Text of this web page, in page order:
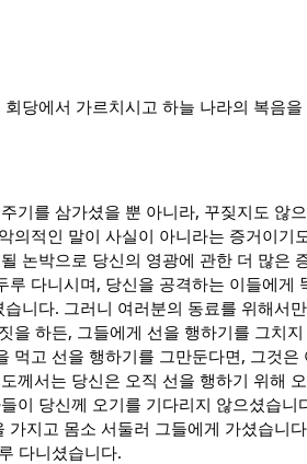
당에서 가르치시고 하늘 나라의 복음
기를 삼가셨을 뿐 아니라, 꾸짖지도 않
의적인 말이 사실이 아니라는 증거이기
논박으로 당신의 영광에 관한 더 많은
다니시며, 당신을 공격하는 이들에게
니다. 그러니 여러분의 동료를 위해서
을 하든, 그들에게 선을 행하기를 그치
먹고 선을 행하기를 그만둔다면, 그것은
께서는 당신은 오직 선을 행하기 위해
이 당신께 오기를 기다리지 않으셨습니
지고 몸소 서둘러 그들에게 가셨습니
다니셨습니다.